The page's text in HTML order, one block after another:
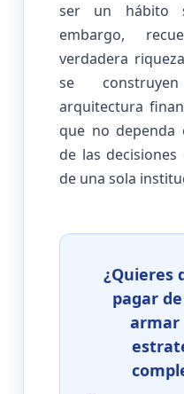
ser un hábito
embargo,
verdadera
se
arquitectura
que no dependa
de las
de una sola
¿Quieres
pagar
armar